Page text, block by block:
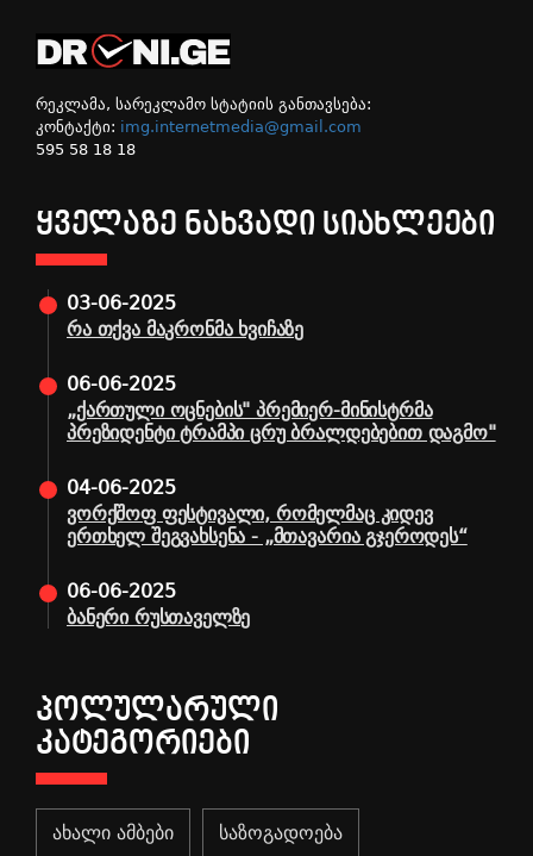
რეკლამა, სარეკლამო სტატიის განთავსება:
კონტაქტი: img.internetmedia@gmail.com
595 58 18 18
ᲧᲕᲔᲚᲐᲖᲔ ᲜᲐᲮᲕᲐᲓᲘ ᲡᲘᲐᲮᲚᲔᲔᲑᲘ
03-06-2025
რა თქვა მაკრონმა ხვიჩაზე
06-06-2025
„ქართული ოცნების" პრემიერ-მინისტრმა
პრეზიდენტი ტრამპი ცრუ ბრალდებებით დაგმო"
04-06-2025
ვორქშოფ ფესტივალი, რომელმაც კიდევ
ერთხელ შეგვახსენა - „მთავარია გჯეროდეს“
06-06-2025
ბანერი რუსთაველზე
ᲞᲝᲚᲣᲚᲐᲠᲣᲚᲘ
ᲙᲐᲢᲔᲒᲝᲠᲘᲔᲑᲘ
ახალი ამბები საზოგადოება